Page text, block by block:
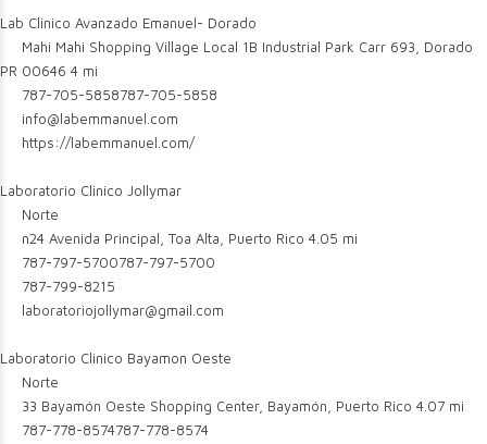
Lab Clinico Avanzado Emanuel- Dorado
Mahi Mahi Shopping Village Local 1B Industrial Park Carr 693, Dorado
PR 00646 4 mi
787-705-5858787-705-5858
info@labemmanuel.com
https://labemmanuel.com/
Laboratorio Clinico Jollymar
Norte
n24 Avenida Principal, Toa Alta, Puerto Rico 4.05 mi
787-797-5700787-797-5700
787-799-8215
laboratoriojollymar@gmail.com
Laboratorio Clinico Bayamon Oeste
Norte
33 Bayamón Oeste Shopping Center, Bayamón, Puerto Rico 4.07 mi
787-778-8574787-778-8574